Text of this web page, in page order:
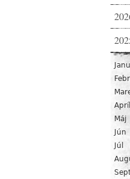
Apríl
Máj
Jún
Júl